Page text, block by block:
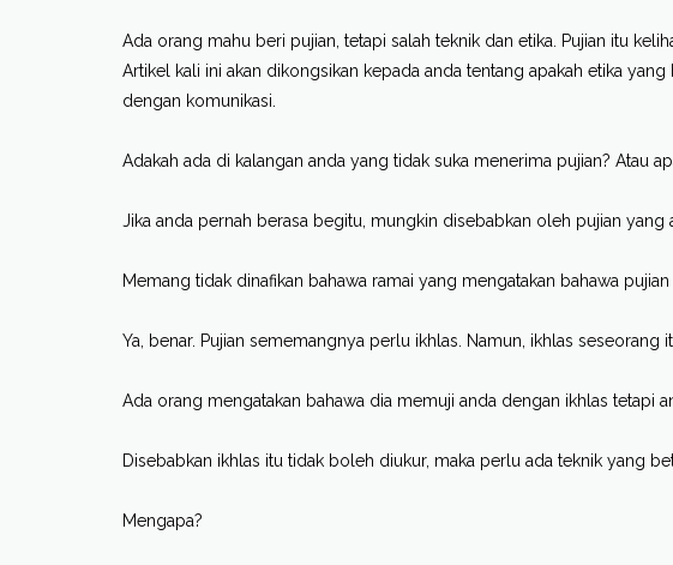
Ada orang mahu beri pujian, tetapi salah teknik dan etika. Pujian itu
Artikel kali ini akan dikongsikan kepada anda tentang apakah etika
dengan komunikasi.
Adakah ada di kalangan anda yang tidak suka menerima pujian? Atau
Jika anda pernah berasa begitu, mungkin disebabkan oleh pujian
Memang tidak dinafikan bahawa ramai yang mengatakan bahawa
Ya, benar. Pujian sememangnya perlu ikhlas. Namun, ikhlas seseorang
Ada orang mengatakan bahawa dia memuji anda dengan ikhlas tetapi
Disebabkan ikhlas itu tidak boleh diukur, maka perlu ada teknik yang
Mengapa?